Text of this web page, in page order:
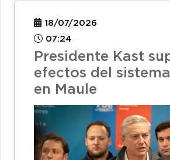
18/07/2026
07:24
Presidente Kast
efectos del
en Maule